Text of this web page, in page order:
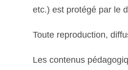
etc.) est protégé par le
Toute reproduction,
Les contenus